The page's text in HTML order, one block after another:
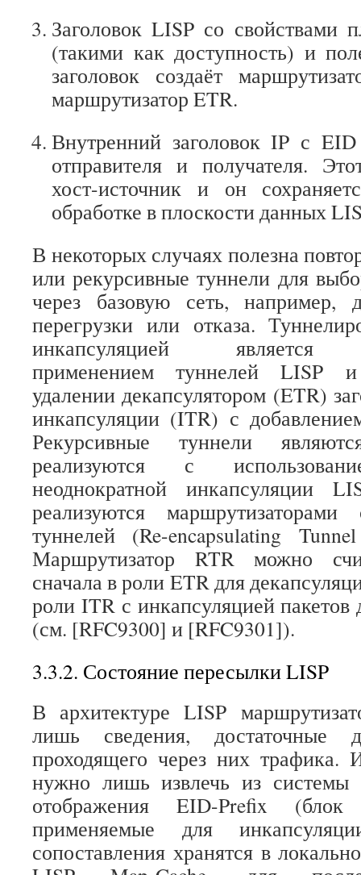
Заголовок LISP со свойствами
(такими как доступность) и
заголовок создаёт
маршрутизатор ETR.
Внутренний заголовок IP с EID
отправителя и получателя.
хост-источник и он
обработке в плоскости данных
В некоторых случаях полезна
или рекурсивные туннели для
через базовую сеть, например,
перегрузки или отказа.
инкапсуляцией является
применением туннелей LISP
удалении декапсулятором (ETR)
инкапсуляции (ITR) с
Рекурсивные туннели
реализуются с
неоднократной инкапсуляции
реализуются маршрутизаторами
туннелей (Re-encapsulating
Маршрутизатор RTR можно
сначала в роли ETR для
роли ITR с инкапсуляцией пакетов
(см. [RFC9300] и [RFC9301]).
3.3.2. Состояние пересылки LISP
В архитектуре LISP
лишь сведения, достаточные
проходящего через них
нужно лишь извлечь из системы
отображения EID-Prefix
применяемые для
сопоставления хранятся в